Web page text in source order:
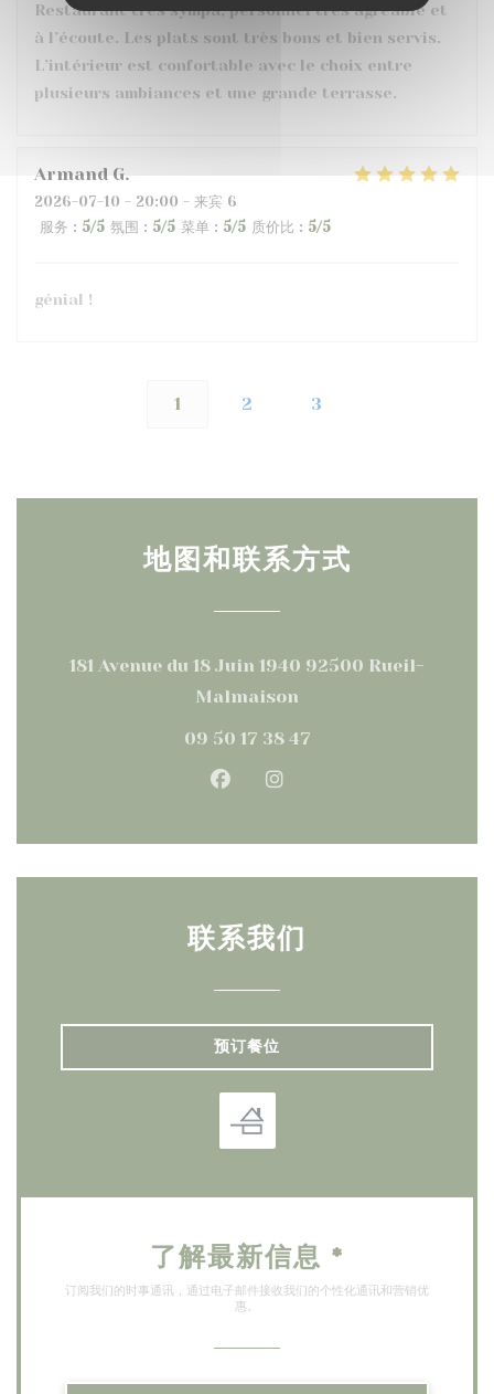
Restaurant très sympa, personnel très agréable et
à l’écoute. Les plats sont très bons et bien servis.
L’intérieur est confortable avec le choix entre
plusieurs ambiances et une grande terrasse.
Armand G
2026-07-10 - 20:00 - 来宾 6
服务 : 5/5 氛围 : 5/5 菜单 : 5/5 质价比 : 5/5
génial !
1 2 3
地图和联系方式
181 Avenue du 18 Juin 1940 92500 Rueil-
Malmaison
09 50 17 38 47
Facebook ((在新窗口中打开))
联系我们
预订餐位
了解最新信息 *
订阅我们的时事通讯，通过电子邮件接收我们的个性化通讯和营销优
惠。